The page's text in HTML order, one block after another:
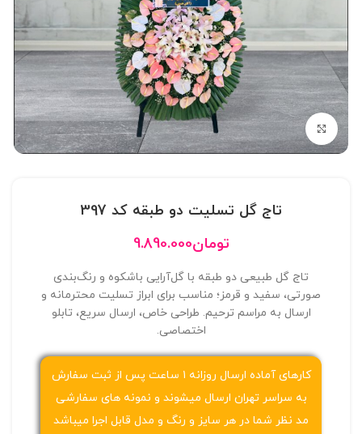
بزرگنمایی تصویر
تاج گل تسلیت دو طبقه کد 397
تومان9.890.000
تاج گل طبیعی دو طبقه با گل‌آرایی باشکوه و رنگ‌بندی
صورتی، سفید و قرمز؛ مناسب برای ابراز تسلیت محترمانه و
ارسال به مراسم ترحیم. طراحی خاص، ارسال سریع، تابلو
اختصاصی.
کارهای آماده ارسال روزانه ۱ ساعت پس از ثبت سفارش
به سراسر تهران ارسال میشوند و نمونه های سفارشی
مد نظر شما در هر سایز و رنگ و مدل قابل اجرا میباشد